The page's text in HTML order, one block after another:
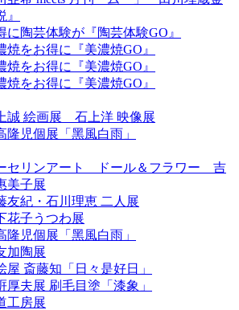
』
に陶芸体験が『陶芸体験GO』
焼をお得に『美濃焼GO』
焼をお得に『美濃焼GO』
焼をお得に『美濃焼GO』
誠 絵画展 石上洋 映像展
隆児個展「黑風白雨」
セリンアート ドール＆フラワー 吉
美子展
友紀・石川理恵 二人展
花子うつわ展
隆児個展「黑風白雨」
加陶展
屋 斎藤知「日々是好日」
厚夫展 刷毛目塗「漆象」
工房展